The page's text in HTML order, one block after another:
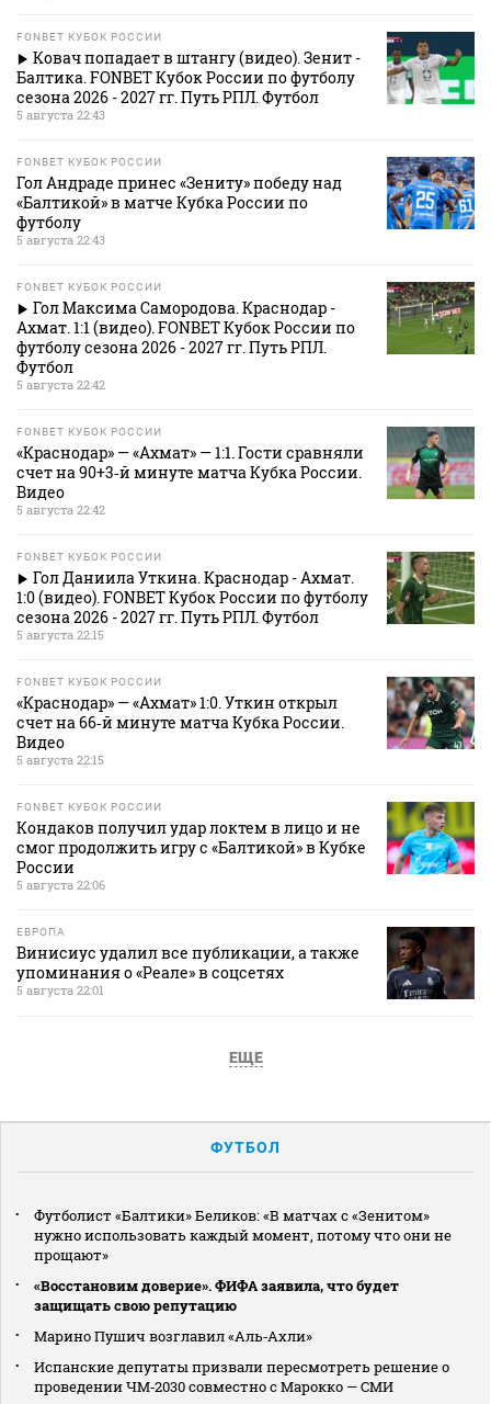
FONBET КУБОК РОССИИ
Ковач попадает в штангу (видео). Зенит -
Балтика. FONBET Кубок России по футболу
сезона 2026 - 2027 гг. Путь РПЛ. Футбол
5 августа 22:43
FONBET КУБОК РОССИИ
Гол Андраде принес «Зениту» победу над
«Балтикой» в матче Кубка России по
футболу
5 августа 22:43
FONBET КУБОК РОССИИ
Гол Максима Самородова. Краснодар -
Ахмат. 1:1 (видео). FONBET Кубок России по
футболу сезона 2026 - 2027 гг. Путь РПЛ.
Футбол
5 августа 22:42
FONBET КУБОК РОССИИ
«Краснодар» — «Ахмат» — 1:1. Гости сравняли
счет на 90+3‑й минуте матча Кубка России.
Видео
5 августа 22:42
FONBET КУБОК РОССИИ
Гол Даниила Уткина. Краснодар - Ахмат.
1:0 (видео). FONBET Кубок России по футболу
сезона 2026 - 2027 гг. Путь РПЛ. Футбол
5 августа 22:15
FONBET КУБОК РОССИИ
«Краснодар» — «Ахмат» 1:0. Уткин открыл
счет на 66‑й минуте матча Кубка России.
Видео
5 августа 22:15
FONBET КУБОК РОССИИ
Кондаков получил удар локтем в лицо и не
смог продолжить игру с «Балтикой» в Кубке
России
5 августа 22:06
ЕВРОПА
Винисиус удалил все публикации, а также
упоминания о «Реале» в соцсетях
5 августа 22:01
ЕЩЕ
ФУТБОЛ
Футболист «Балтики» Беликов: «В матчах с «Зенитом»
нужно использовать каждый момент, потому что они не
прощают»
«Восстановим доверие». ФИФА заявила, что будет
защищать свою репутацию
Марино Пушич возглавил «Аль‑Ахли»
Испанские депутаты призвали пересмотреть решение о
проведении ЧМ‑2030 совместно с Марокко — СМИ